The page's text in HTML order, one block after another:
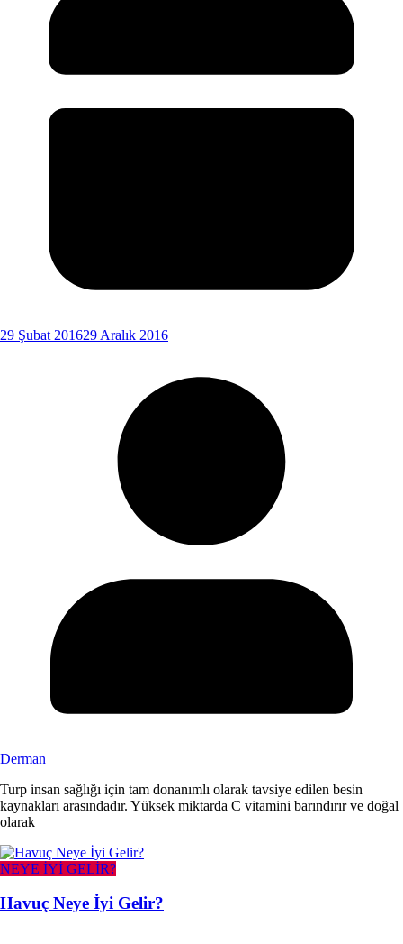
29 Şubat 201629 Aralık 2016
Derman
Turp insan sağlığı için tam donanımlı olarak tavsiye edilen besin
kaynakları arasındadır. Yüksek miktarda C vitamini barındırır ve doğal
olarak
NEYE İYİ GELİR?
Havuç Neye İyi Gelir?